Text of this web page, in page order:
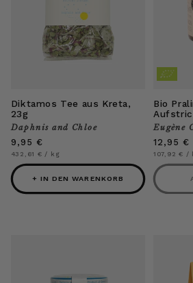
Diktamos Tee aus Kreta,
23g
Anbieter:
Daphnis and Chloe
Normaler
Preis
9,95 €
Grundpreis
432,61 € / pro
kg
+ IN DEN WARENKORB
Bio
Anbieter:
Eugène
Normaler
Preis
12,95 €
107,92 € /